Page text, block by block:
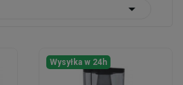

Wysyłka w 24h